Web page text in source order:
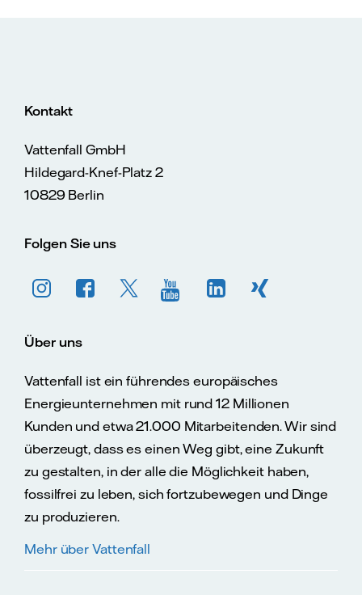
Kontakt
Vattenfall GmbH
Hildegard-Knef-Platz 2
10829 Berlin
Folgen Sie uns
Über uns
Vattenfall ist ein führendes europäisches
Energieunternehmen mit rund 12 Millionen
Kunden und etwa 21.000 Mitarbeitenden. Wir sind
überzeugt, dass es einen Weg gibt, eine Zukunft
zu gestalten, in der alle die Möglichkeit haben,
fossilfrei zu leben, sich fortzubewegen und Dinge
zu produzieren.
Mehr über Vattenfall